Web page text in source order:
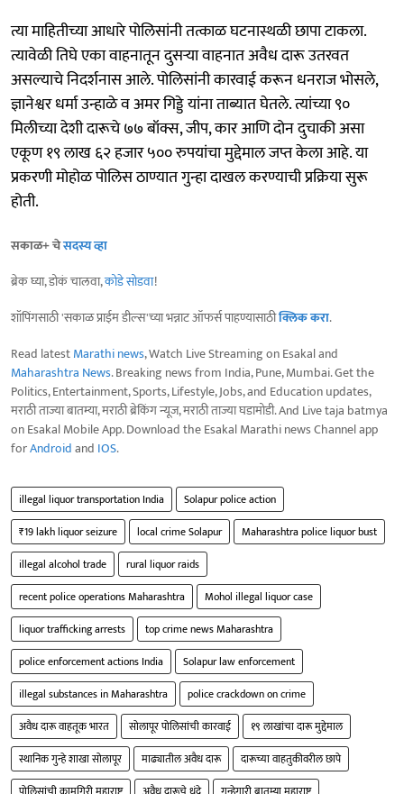
त्या माहितीच्या आधारे पोलिसांनी तत्काळ घटनास्थळी छापा टाकला.
त्यावेळी तिघे एका वाहनातून दुसऱ्या वाहनात अवैध दारू उतरवत
असल्याचे निदर्शनास आले. पोलिसांनी कारवाई करून धनराज भोसले,
ज्ञानेश्वर धर्मा उन्हाळे व अमर गिड्डे यांना ताब्यात घेतले. त्यांच्या ९०
मिलीच्या देशी दारूचे ७७ बॉक्स, जीप, कार आणि दोन दुचाकी असा
एकूण १९ लाख ६२ हजार ५०० रुपयांचा मुद्देमाल जप्त केला आहे. या
प्रकरणी मोहोळ पोलिस ठाण्यात गुन्हा दाखल करण्याची प्रक्रिया सुरू
होती.
सकाळ+ चेसदस्य व्हा
ब्रेक घ्या, डोकं चालवा,कोडे सोडवा!
शॉपिंगसाठी 'सकाळ प्राईम डील्स'च्या भन्नाट ऑफर्स पाहण्यासाठीक्लिक करा.
Read latestMarathi news, Watch Live Streaming on Esakal and
Maharashtra News. Breaking news from India, Pune, Mumbai. Get the
Politics, Entertainment, Sports, Lifestyle, Jobs, and Education updates,
मराठी ताज्या बातम्या, मराठी ब्रेकिंग न्यूज, मराठी ताज्या घडामोडी. And Live taja batmya
on Esakal Mobile App. Download the Esakal Marathi news Channel app
forAndroidand IOS.
illegal liquor transportation India
Solapur police action
₹19 lakh liquor seizure
local crime Solapur
Maharashtra police liquor bust
illegal alcohol trade
rural liquor raids
recent police operations Maharashtra
Mohol illegal liquor case
liquor trafficking arrests
top crime news Maharashtra
police enforcement actions India
Solapur law enforcement
illegal substances in Maharashtra
police crackdown on crime
अवैध दारू वाहतूक भारत
सोलापूर पोलिसांची कारवाई
१९ लाखांचा दारू मुद्देमाल
स्थानिक गुन्हे शाखा सोलापूर
माढ्यातील अवैध दारू
दारूच्या वाहतुकीवरील छापे